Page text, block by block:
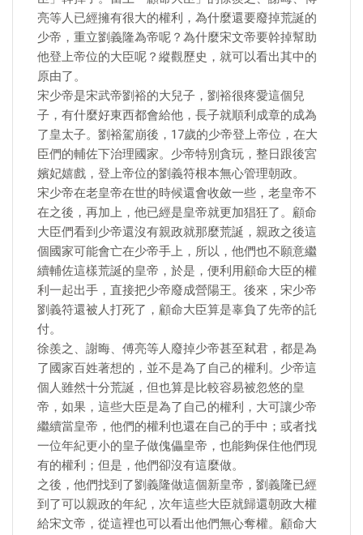
亮等人已經擁有很大的權利，為什麼還要廢掉荒誕的
少帝，重立劉義隆為帝呢？為什麼宋文帝要幹掉幫助
他登上帝位的大臣呢？縱觀歷史，就可以看出其中的
原由了。
宋少帝是宋武帝劉裕的大兒子，劉裕很疼愛這個兒
子，有什麼好東西都會給他，長子就順利成章的成為
了皇太子。劉裕駕崩後，17歲的少帝登上帝位，在大
臣們的輔佐下治理國家。少帝特別貪玩，整日跟後宮
嬪妃嬉戲，登上帝位的劉義符根本無心管理朝政。
宋少帝在老皇帝在世的時候還會收斂一些，老皇帝不
在之後，再加上，他已經是皇帝就更加猖狂了。顧命
大臣們看到少帝還沒有親政就那麼荒誕，親政之後這
個國家可能會亡在少帝手上，所以，他們也不願意繼
續輔佐這樣荒誕的皇帝，於是，便利用顧命大臣的權
利一起出手，直接把少帝廢成營陽王。後來，宋少帝
劉義符還被人打死了，顧命大臣算是辜負了先帝的託
付。
徐羨之、謝晦、傅亮等人廢掉少帝甚至弒君，都是為
了國家百姓著想的，並不是為了自己的權利。少帝這
個人雖然十分荒誕，但也算是比較容易被忽悠的皇
帝，如果，這些大臣是為了自己的權利，大可讓少帝
繼續當皇帝，他們的權利也還在自己的手中；或者找
一位年紀更小的皇子做傀儡皇帝，也能夠保住他們現
有的權利；但是，他們卻沒有這麼做。
之後，他們找到了劉義隆做這個新皇帝，劉義隆已經
到了可以親政的年紀，次年這些大臣就歸還朝政大權
給宋文帝，從這裡也可以看出他們無心奪權。顧命大